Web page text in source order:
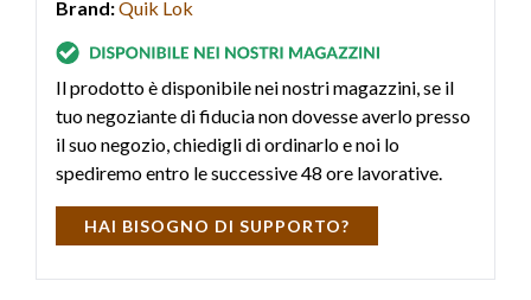
Brand:Quik Lok
Il prodotto è disponibile nei nostri magazzini, se il
tuo negoziante di fiducia non dovesse averlo presso
il suo negozio, chiedigli di ordinarlo e noi lo
spediremo entro le successive 48 ore lavorative.
HAI BISOGNO DI SUPPORTO?